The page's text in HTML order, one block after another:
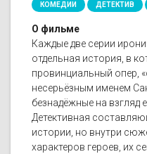
КОМЕДИИ ДЕТЕКТИВ
О фильме
Каждые две серии
отдельная история, в
провинциальный опер,
несерьёзным именем
безнадёжные на взгляд
Детективная
истории, но внутри
характеров героев, их